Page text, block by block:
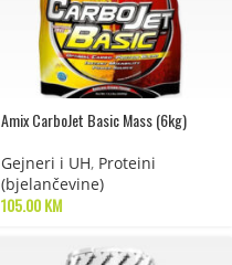
Amix CarboJet Basic Mass (6kg)
Gejneri i UH, Proteini
(bjelančevine)
105.00KM